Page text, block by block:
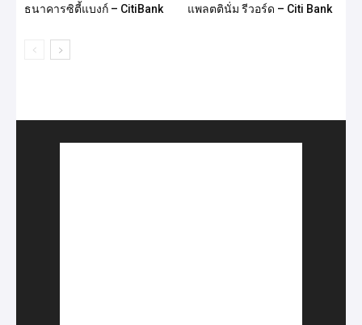
ธนาคารซิตี้แบงก์ – CitiBank
แพลตตินั่ม รีวอร์ด – Citi Bank